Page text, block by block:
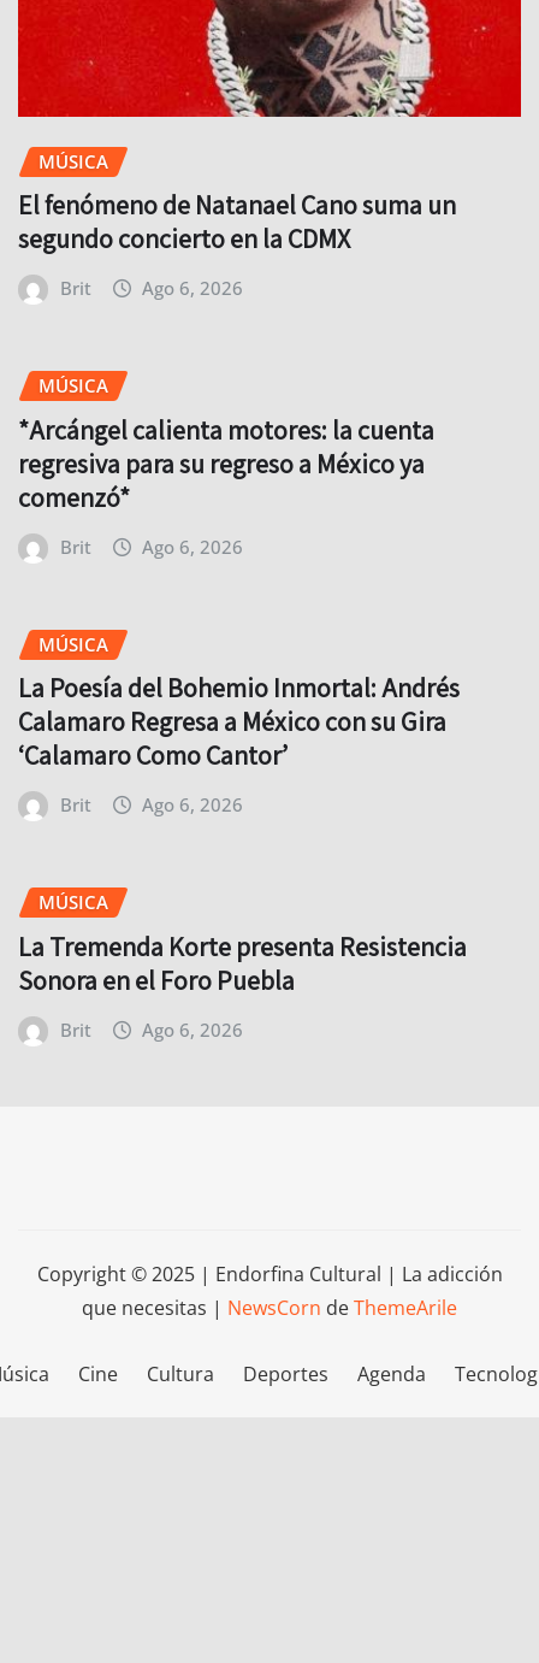
MÚSICA
El fenómeno de Natanael Cano suma un
segundo concierto en la CDMX
Brit Ago 6, 2026
MÚSICA
*Arcángel calienta motores: la cuenta
regresiva para su regreso a México ya
comenzó*
Brit Ago 6, 2026
MÚSICA
La Poesía del Bohemio Inmortal: Andrés
Calamaro Regresa a México con su Gira
‘Calamaro Como Cantor’
Brit Ago 6, 2026
MÚSICA
La Tremenda Korte presenta Resistencia
Sonora en el Foro Puebla
Brit Ago 6, 2026
Copyright © 2025 | Endorfina Cultural | La adicción
que necesitas | NewsCorn deThemeArile
Cine Cultura Deportes Agenda